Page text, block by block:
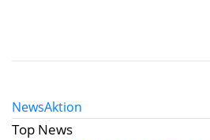
NewsAktion
Top News